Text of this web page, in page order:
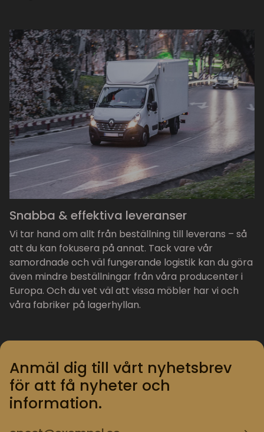
Snabba & effektiva leveranser
Vi tar hand om allt från beställning till leverans – så
att du kan fokusera på annat. Tack vare vår
samordnade och väl fungerande logistik kan du göra
även mindre beställningar från våra producenter i
Europa. Och du vet väl att vissa möbler har vi och
våra fabriker på lagerhyllan.
Anmäl dig till vårt nyhetsbrev
för att få nyheter och
information.